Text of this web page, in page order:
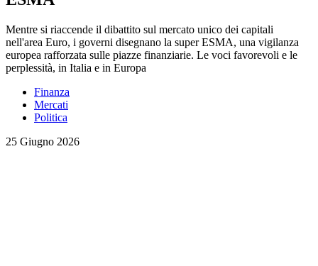
Mentre si riaccende il dibattito sul mercato unico dei capitali
nell'area Euro, i governi disegnano la super ESMA, una vigilanza
europea rafforzata sulle piazze finanziarie. Le voci favorevoli e le
perplessità, in Italia e in Europa
Finanza
Mercati
Politica
25 Giugno 2026